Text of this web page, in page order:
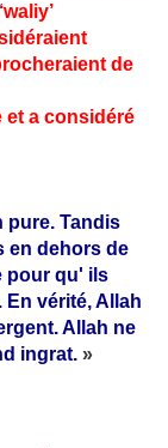
de
et a considéré
pure. Tandis
en dehors de
pour qu' ils
vérité, Allah
Allah ne
ingrat. »